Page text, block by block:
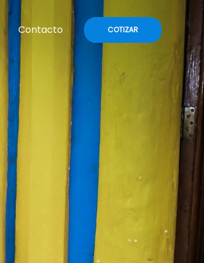
Contacto COTIZAR